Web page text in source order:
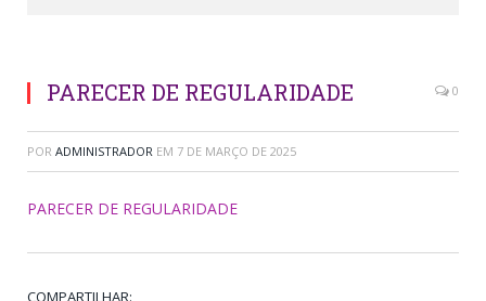
PARECER DE REGULARIDADE 0
POR ADMINISTRADOR EM 7 DE MARÇO DE 2025
PARECER DE REGULARIDADE
COMPARTILHAR: